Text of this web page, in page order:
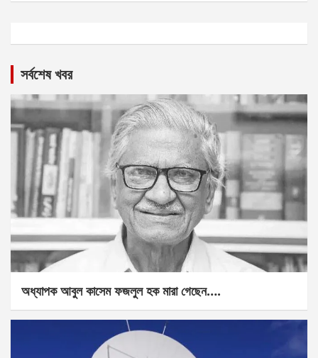
সর্বশেষ খবর
অধ্যাপক আবুল কাসেম ফজলুল হক মারা গেছেন….